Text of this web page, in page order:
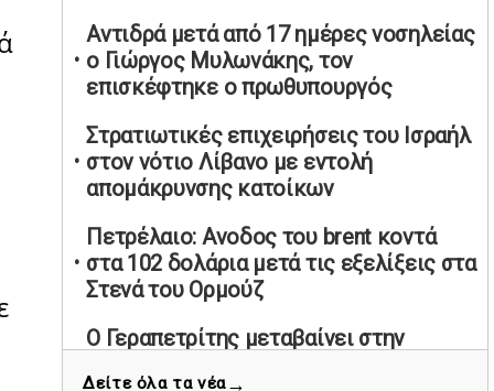
code για πωλήσεις καπνικών και
αλκοόλ σε 88.000 σημεία
02/05/2026 | 06:26
Καύσιμα αεροσκαφών: Διαβεβαιώσεις
ΕΕ για επάρκεια παρά τη γεωπολιτική
ένταση
01/05/2026 | 19:54
Βελόπουλος: Κριτική σε πολιτικούς
αρχηγούς για δηλώσεις την
Πρωτομαγιά
01/05/2026 | 19:33
Αντιδρά μετά από 17 ημέρες νοσηλείας
ο Γιώργος Μυλωνάκης, τον
επισκέφτηκε ο πρωθυπουργός
Στρατιωτικές επιχειρήσεις του Ισραήλ
στον νότιο Λίβανο με εντολή
απομάκρυνσης κατοίκων
Πετρέλαιο: Ανοδος του brent κοντά
στα 102 δολάρια μετά τις εξελίξεις στα
Στενά του Ορμούζ
Ο Γεραπετρίτης μεταβαίνει στην
Δείτε όλα τα νέα→